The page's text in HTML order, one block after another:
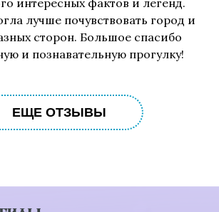
интересных фактов и легенд.
лучше почувствовать город и
сторон. Большое спасибо
и познавательную прогулку!
ЕЩЕ ОТЗЫВЫ